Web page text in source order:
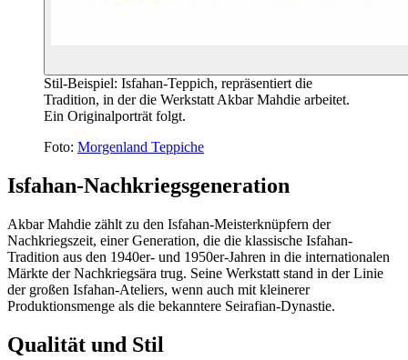
Stil-Beispiel: Isfahan-Teppich, repräsentiert die
Tradition, in der die Werkstatt Akbar Mahdie arbeitet.
Ein Originalporträt folgt.
Foto: Morgenland Teppiche
Isfahan-Nachkriegsgeneration
Akbar Mahdie zählt zu den Isfahan-Meisterknüpfern der
Nachkriegszeit, einer Generation, die die klassische Isfahan-
Tradition aus den 1940er- und 1950er-Jahren in die internationalen
Märkte der Nachkriegsära trug. Seine Werkstatt stand in der Linie
der großen Isfahan-Ateliers, wenn auch mit kleinerer
Produktionsmenge als die bekanntere Seirafian-Dynastie.
Qualität und Stil